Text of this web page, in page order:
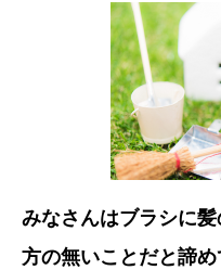
みなさんはブラシに
方の無いことだと諦